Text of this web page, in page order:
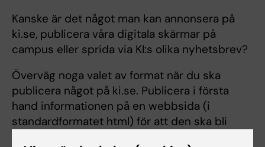
Kanske är det något man kan annonsera på
ki.se, publicera våra digitala skärmar på
campus eller sprida via KI:s olika nyhetsbrev?
Överväg noga valet av format när du ska
publicera något på ki.se. Publicera i första
hand informationen på en webbsida (i
standardformatet html) för att den ska bli